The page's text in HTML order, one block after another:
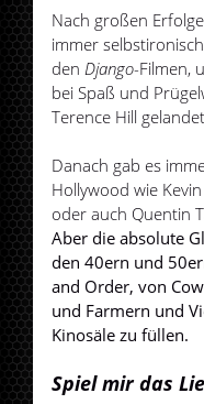
Nach großen
immer
den Django-Filmen,
bei Spaß und
Terence Hill
Danach gab es
Hollywood wie
oder auch Quentin
Aber die absolute
den 40ern und
and Order, von
und Farmern und
Kinosäle zu füllen.
Spiel mir das